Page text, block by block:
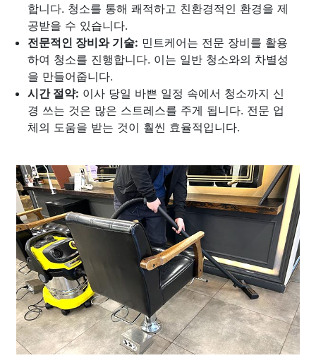
합니다. 청소를 통해 쾌적하고 친환경적인 환경을 제
공받을 수 있습니다.
전문적인 장비와 기술: 민트케어는 전문 장비를 활용
하여 청소를 진행합니다. 이는 일반 청소와의 차별성
을 만들어줍니다.
시간 절약: 이사 당일 바쁜 일정 속에서 청소까지 신
경 쓰는 것은 많은 스트레스를 주게 됩니다. 전문 업
체의 도움을 받는 것이 훨씬 효율적입니다.